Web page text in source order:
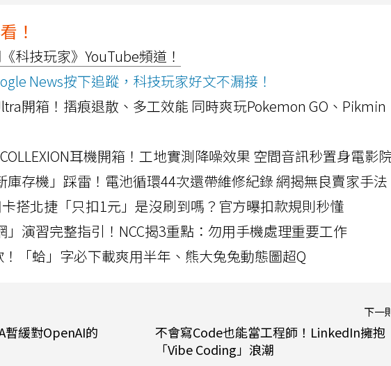
！
科技玩家》YouTube頻道！
News按下追蹤，科技玩家好文不漏接！
開箱！摺痕退散、多工效能 同時爽玩Pokemon GO、Pikmin
耳機開箱！工地實測降噪效果 空間音訊秒置身電影
庫存機」踩雷！電池循環44次還帶維修紀錄 網揭無良賣家手法
搭北捷「只扣1元」是沒刷到嗎？官方曝扣款規則秒懂
」演習完整指引！NCC揭3重點：勿用手機處理重要工作
！「蛤」字必下載爽用半年、熊大兔兔動態圖超Q
暫緩對OpenAI的
下一
不會寫Code也能當工程師！LinkedIn擁抱
「Vibe Coding」浪潮